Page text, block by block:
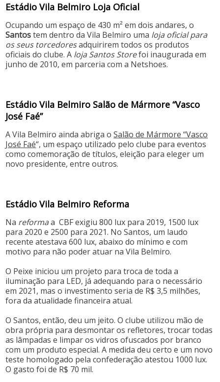
Estádio Vila Belmiro Loja Oficial
Ocupando um espaço de 430 m² em dois andares, o
Santostem dentro da Vila Belmiro uma loja oficial para
os seus torcedoresadquirirem todos os produtos
oficiais do clube. A loja Santos Storefoi inaugurada em
junho de 2010, em parceria com a Netshoes.
Estádio Vila Belmiro Salão de Mármore “Vasco
José Faé”
A Vila Belmiro ainda abriga oSalão de Mármore “Vasco
José Faé“, um espaço utilizado pelo clube para eventos
como comemoração de títulos, eleição para eleger um
novo presidente, entre outros.
Estádio Vila Belmiro Reforma
Na reformaa CBF exigiu 800 lux para 2019, 1500 lux
para 2020 e 2500 para 2021. No Santos, um laudo
recente atestava 600 lux, abaixo do mínimo e com
motivo para não poder atuar na Vila Belmiro.
O Peixe iniciou um projeto para troca de toda a
iluminação para LED, já adequando para o necessário
em 2021, mas o investimento seria de R$ 3,5 milhões,
fora da atualidade financeira atual.
O Santos, então, deu um jeito. O clube utilizou mão de
obra própria para desmontar os refletores, trocar todas
as lâmpadas e limpar os vidros ofuscados por branco
com um produto especial. A medida deu certo e um novo
teste homologado pela confederação atestou 1000 lux.
O gasto foi de R$ 70 mil.